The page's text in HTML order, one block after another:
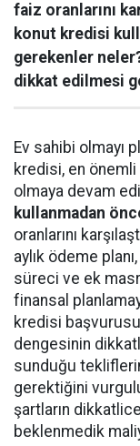
faiz oranlarını
konut kredisi
gerekenler
dikkat edilmesi
Ev sahibi olmayı
kredisi, en
olmaya devam
kullanmadan
oranlarını
aylık ödeme
süreci ve ek
finansal
kredisi
dengesinin
sunduğu tekliflerin
gerektiğini
şartların
beklenmedik